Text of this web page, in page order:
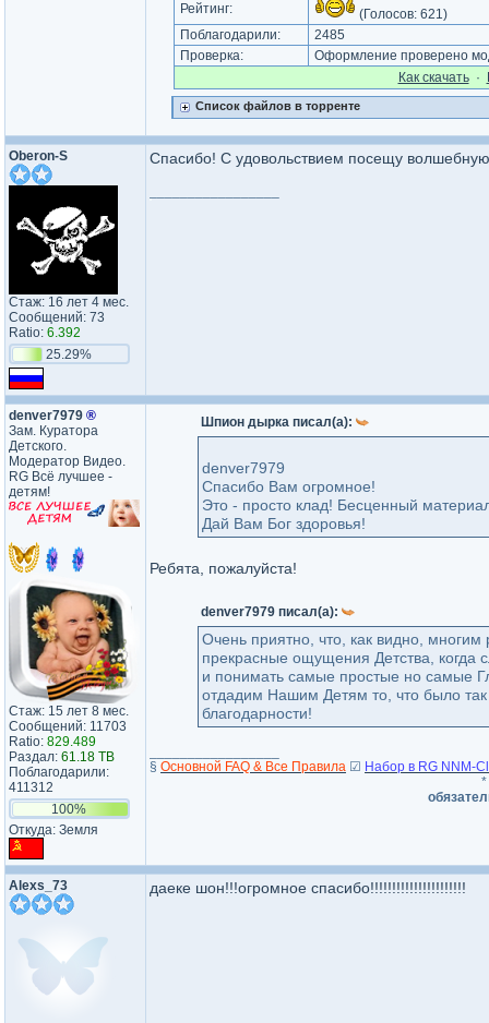
Рейтинг: (Голосов: 621)
Поблагодарили:
2485
Проверка:
Оформление проверено
Как cкачать·
Список файлов в торренте
Oberon-S
Стаж: 16 лет 4 мес.
Сообщений: 73
Ratio: 6.392
25.29%
Спасибо! С удовольствием посещу волшебную
denver7979 ®
Зам. Куратора
Детского.
Модератор Видео.
RG Всё лучшее -
детям!
Стаж: 15 лет 8 мес.
Сообщений: 11703
Ratio: 829.489
Раздал: 61.18 TB
Поблагодарили:
411312
100%
Откуда: Земля
Шпион дырка писал(а):
denver7979
Спасибо Вам огромное!
Это - просто клад! Бесценный
Дай Вам Бог здоровья!
Ребята, пожалуйста!
denver7979 писал(а):
Очень приятно, что, как видно,
прекрасные ощущения Детства, когда
и понимать самые простые но самые
отдадим Нашим Детям то, что было
благодарности!
§ Основной FAQ & Все Правила ☑ Набор в RG NNM-
*
Alexs_73 даеке шон!!!огромное спасибо!!!!!!!!!!!!!!!!!!!!!!